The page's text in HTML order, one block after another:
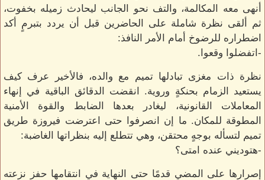
أنهى معه المكالمة، والتف نحو الجانب ليحادث زميله بخفوت،
ثم ألقى نظرة شاملة على الحاضرين قبل أن يردد بتبرمٍ أكد
اضطراره للرضوخ أمام الأمر النافذ:
-اتفضلوا وقعوا.
نظرة ذات مغزى تبادلها تميم مع والده، فالأخير عرف كيف
يستعيد الزمام بحنكةٍ وروية. انقضت الدقائق الباقية في إنهاء
المعاملات القانونية، ليغادر بعدها الضابط والقوة الأمنية
المطوقة للمكان. ما إن انصرفوا حتى اعترضت فيروزة طريق
تميم لتسأله بوجهٍ محتقن، وهي تتطلع إليه بنظراتها الغاضبة:
-هتوديني عنده امتى؟
إصرارها على المضي قدمًا حتى النهاية في انتقامها حفز نزعته